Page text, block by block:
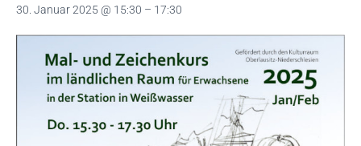
M
30. Januar 2025 @ 15:30 – 17:30